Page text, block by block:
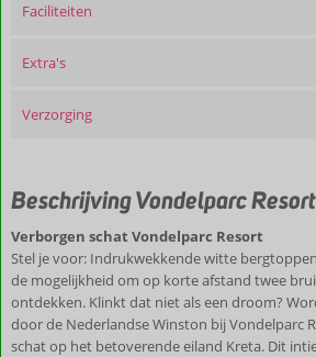
Faciliteiten
Extra's
Verzorging
Beschrijving Vondelparc Resort
Verborgen schat Vondelparc Resort
Stel je voor: Indrukwekkende witte
de mogelijkheid om op korte afstand twee
ontdekken. Klinkt dat niet als een droom?
door de Nederlandse Winston bij Vondelparc
schat op het betoverende eiland Kreta. Dit